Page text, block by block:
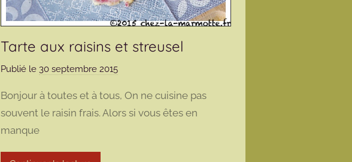
Tarte aux raisins et streusel
Publié le 30 septembre 2015p
r
m
Bonjour à toutes et à tous, On ne cuisine pas
souvent le raisin frais. Alors si vous êtes en
manque